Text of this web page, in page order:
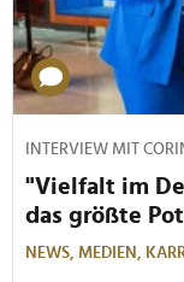
INTERVIEW MIT
"Vielfalt im
das größte
NEWS, MEDIEN,